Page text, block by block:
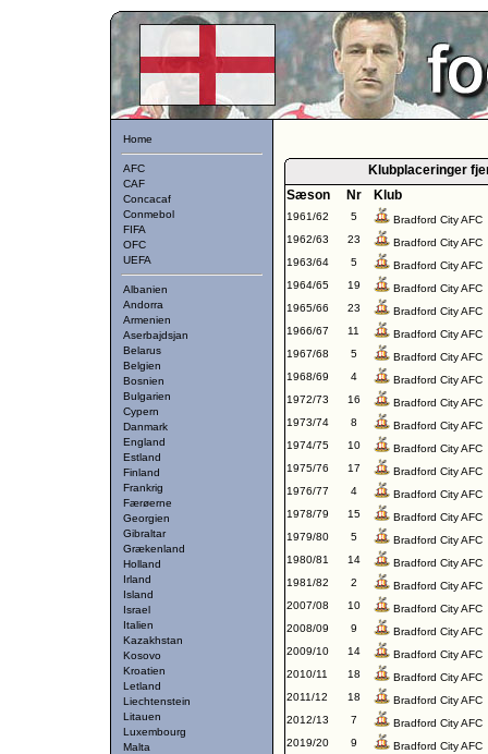
Home
AFC
CAF
Concacaf
Conmebol
FIFA
OFC
UEFA
Albanien
Andorra
Armenien
Aserbajdsjan
Belarus
Belgien
Bosnien
Bulgarien
Cypern
Danmark
England
Estland
Finland
Frankrig
Færøerne
Georgien
Gibraltar
Grækenland
Holland
Irland
Island
Israel
Italien
Kazakhstan
Kosovo
Kroatien
Letland
Liechtenstein
Litauen
Luxembourg
Malta
Klubplaceringer
Sæson
Nr Klub
1961/62 5
Bradford City AFC
1962/63
23
Bradford City AFC
1963/64
5
Bradford City AFC
1964/65
19
Bradford City AFC
1965/66
23
Bradford City AFC
1966/67
11
Bradford City AFC
1967/68
5
Bradford City AFC
1968/69
4
Bradford City AFC
1972/73
16
Bradford City AFC
1973/74
8
Bradford City AFC
1974/75
10
Bradford City AFC
1975/76
17
Bradford City AFC
1976/77
4
Bradford City AFC
1978/79
15
Bradford City AFC
1979/80
5
Bradford City AFC
1980/81
14
Bradford City AFC
1981/82
2
Bradford City AFC
2007/08
10
Bradford City AFC
2008/09
9
Bradford City AFC
2009/10
14
Bradford City AFC
2010/11
18
Bradford City AFC
2011/12
18
Bradford City AFC
2012/13
7
Bradford City AFC
2019/20
9
Bradford City AFC